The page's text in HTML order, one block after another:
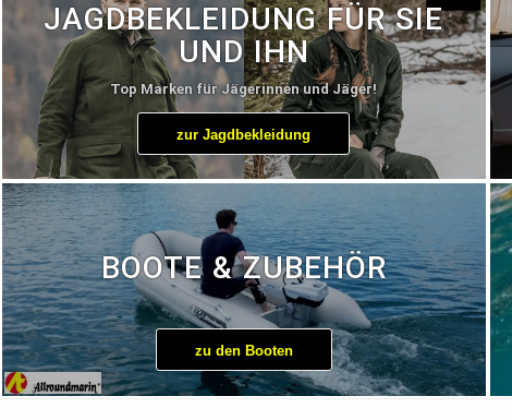
JAGDBEKLEIDUNG FÜR SIE
UND IHN
Top Marken für Jägerinnen und Jäger!
zur Jagdbekleidung
BOOTE & ZUBEHÖR
zu den Booten